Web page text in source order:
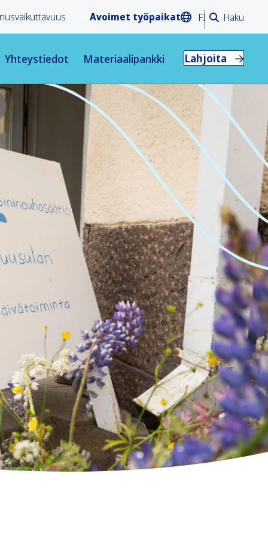
Avoimet työpaikat FI Haku
Yhteystiedot Materiaalipankki Lahjoita